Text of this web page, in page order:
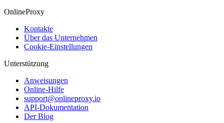
OnlineProxy
Kontakte
Über das Unternehmen
Cookie-Einstellungen
Unterstützung
Anweisungen
Online-Hilfe
support@onlineproxy.io
API-Dokumentation
Der Blog